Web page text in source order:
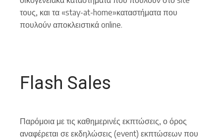
τους, και τα «stay-at-home»καταστήματα που
πουλούν αποκλειστικά online.
Flash Sales
Παρόμοια με τις καθημερινές εκπτώσεις, ο όρος
αναφέρεται σε εκδηλώσεις (event) εκπτώσεων που